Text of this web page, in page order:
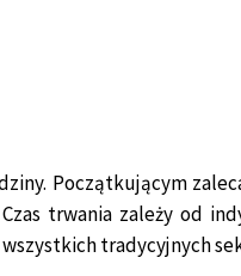
Początkującym
trwania zależy od
tradycyjnych